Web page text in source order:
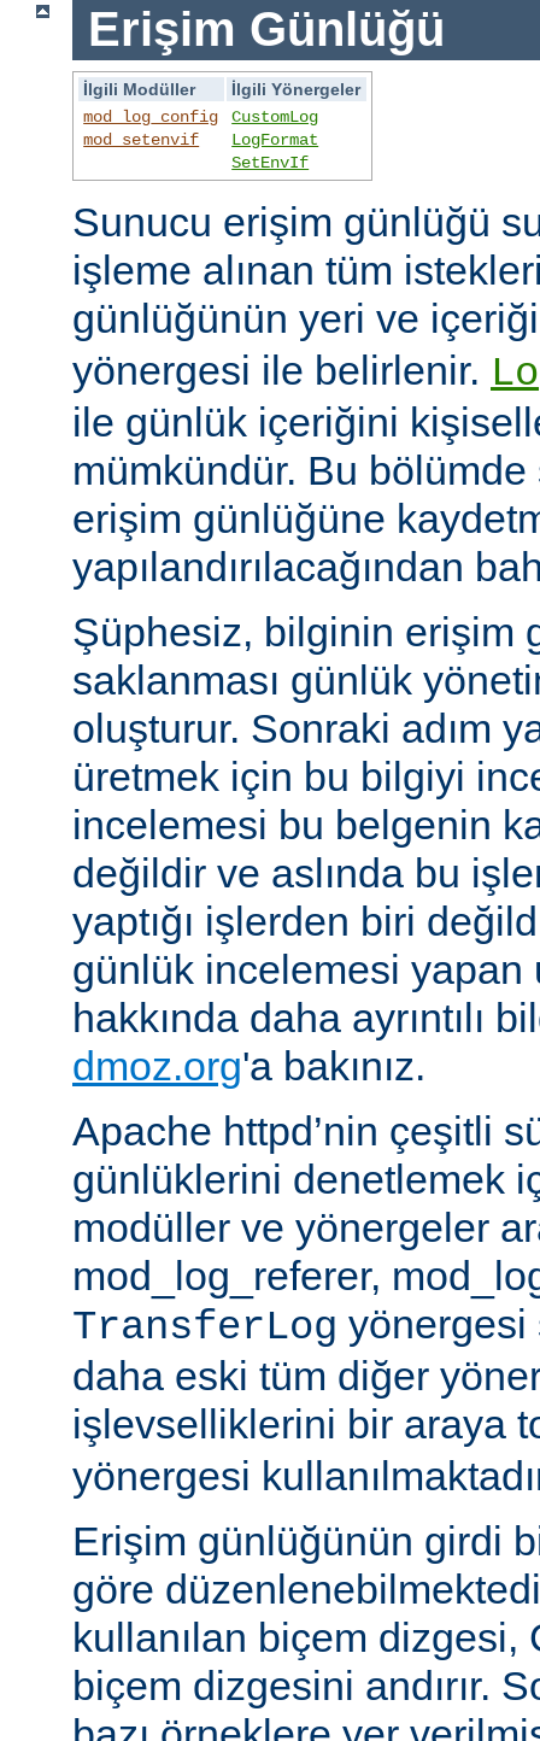
Erişim Günlüğü
İlgili Modüller
İlgili Yönergeler
mod_log_config
mod_setenvif
CustomLog
LogFormat
SetEnvIf
Sunucu erişim günlüğü
işleme alınan tüm
günlüğünün yeri ve
yönergesi ile belirlenir.
ile günlük içeriğini
mümkündür. Bu
erişim günlüğüne
yapılandırılacağından
Şüphesiz, bilginin erişim
saklanması günlük
oluşturur. Sonraki adım
üretmek için bu bilgiyi
incelemesi bu belgenin
değildir ve aslında bu
yaptığı işlerden biri
günlük incelemesi yapan
hakkında daha ayrıntılı
dmoz.org'a bakınız.
Apache httpd’nin çeşitli
günlüklerini denetlemek
modüller ve yönergeler
mod_log_referer,
TransferLog yönergesi
daha eski tüm diğer
işlevselliklerini bir araya
yönergesi
Erişim günlüğünün girdi
göre
kullanılan biçem dizgesi,
biçem dizgesini andırır.